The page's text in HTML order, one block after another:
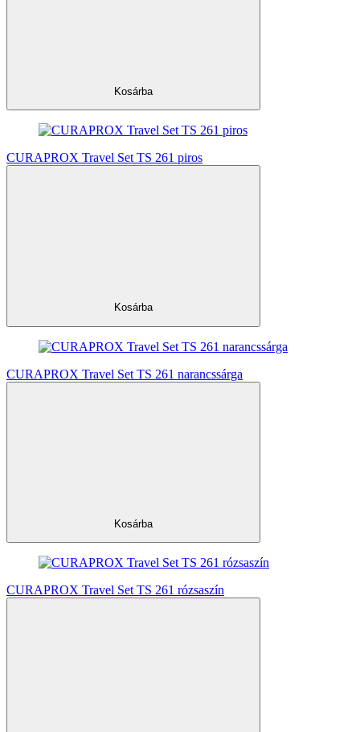
Kosárba
CURAPROX Travel Set TS 261 piros
Kosárba
CURAPROX Travel Set TS 261 narancssárga
Kosárba
CURAPROX Travel Set TS 261 rózsaszín